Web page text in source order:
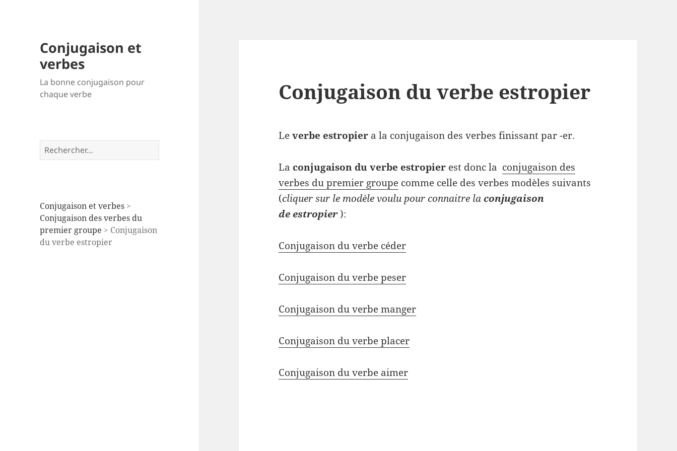
Conjugaison et
verbes
La bonne conjugaison pour
chaque verbe
Rechercher :
Conjugaison et verbes >
Conjugaison des verbes du
premier groupe > Conjugaison
du verbe estropier
Conjugaison du verbe estropier
Leverbe estropier a la conjugaison des verbes finissant par -er.
La conjugaison du verbe estropier est donc la conjugaison des
verbes du premier groupe comme celle des verbes modèles suivants
(cliquer sur le modèle voulu pour connaitre laconjugaison
de estropier):
Conjugaison du verbe céder
Conjugaison du verbe peser
Conjugaison du verbe manger
Conjugaison du verbe placer
Conjugaison du verbe aimer